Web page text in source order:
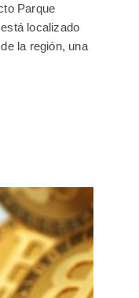
Parque
localizado
la región, una